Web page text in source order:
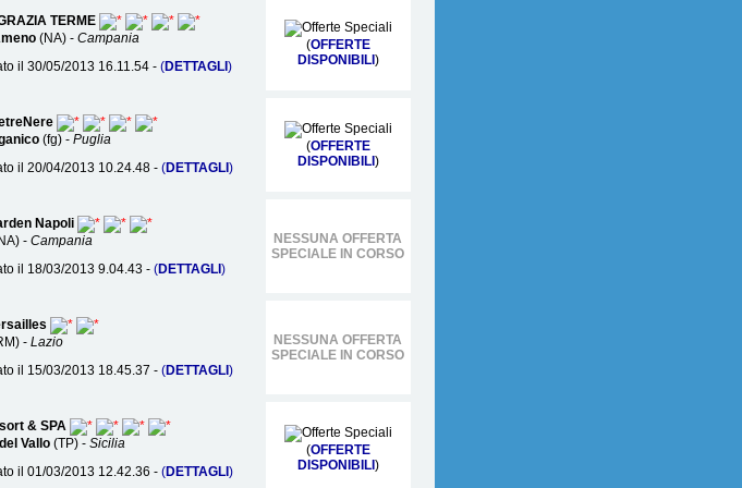
TERME
(NA) - Campania
il 30/05/2013 16.11.54 - (DETTAGLI )
(OFFERTE
DISPONIBILI )
(fg) - Puglia
il 20/04/2013 10.24.48 - (DETTAGLI )
(OFFERTE
DISPONIBILI )
Napoli
- Campania
il 18/03/2013 9.04.43 - (DETTAGLI )
NESSUNA OFFERTA
SPECIALE IN CORSO
- Lazio
il 15/03/2013 18.45.37 - (DETTAGLI )
NESSUNA OFFERTA
SPECIALE IN CORSO
& SPA
Vallo(TP) - Sicilia
il 01/03/2013 12.42.36 - (DETTAGLI )
(OFFERTE
DISPONIBILI )